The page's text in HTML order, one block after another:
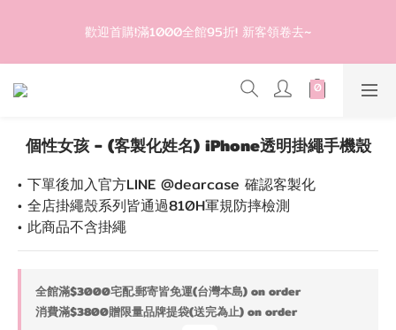
1
2
0
2
0
5
3
歡迎首購!滿1000全館95折! 新客領卷去~
登入會員滿$1200超取免運 - 輸入折扣碼：DEAR20
個性女孩 - (客製化姓名) iPhone透明掛繩手機殼
• 下單後加入官方LINE @dearcase 確認客製化
• 全店掛繩殼系列皆通過810H軍規防摔檢測
• 此商品不含掛繩
全館滿$3000宅配.郵寄皆免運(台灣本島) on order
消費滿$3800贈限量品牌提袋(送完為止) on order